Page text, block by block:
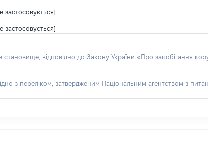
застосовується]
застосовується]
відповідно до Закону України «Про запобігання
з переліком, затвердженим Національним агентством з